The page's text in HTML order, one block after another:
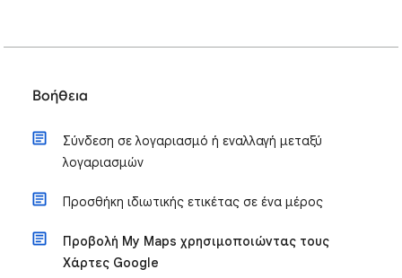
Bοήθεια
Σύνδεση σε λογαριασμό ή εναλλαγή μεταξύ
λογαριασμών
Προσθήκη ιδιωτικής ετικέτας σε ένα μέρος
Προβολή My Maps χρησιμοποιώντας τους
Χάρτες Google